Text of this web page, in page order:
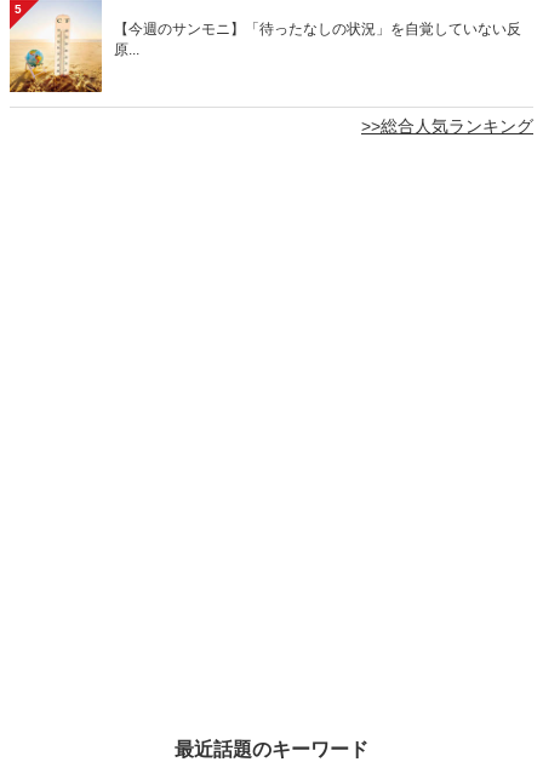
5
【今週のサンモニ】「待ったなしの状況」を自覚していない反
原...
>>総合人気ランキング
最近話題のキーワード